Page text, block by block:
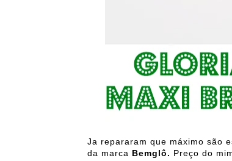
Ja repararam que máximo são
da marca Bemglô. Preço do